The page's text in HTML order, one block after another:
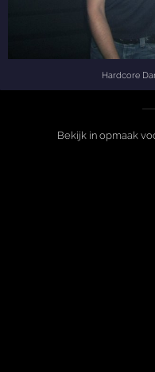
Hardcore
Bekijk in opmaak